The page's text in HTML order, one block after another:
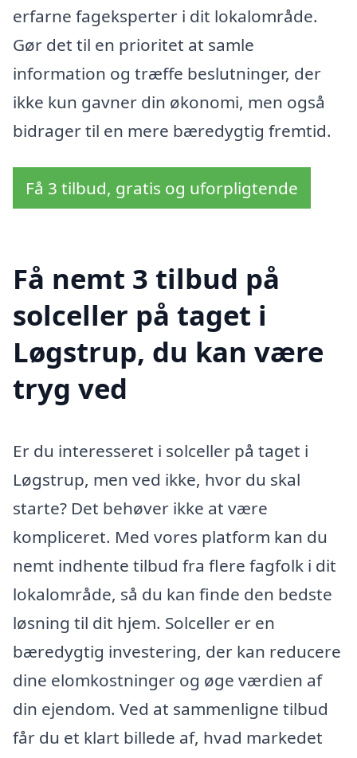
erfarne fageksperter i dit lokalområde.
Gør det til en prioritet at samle
information og træffe beslutninger, der
ikke kun gavner din økonomi, men også
bidrager til en mere bæredygtig fremtid.
Få 3 tilbud, gratis og uforpligtende
Få nemt 3 tilbud på
solceller på taget i
Løgstrup, du kan være
tryg ved
Er du interesseret i solceller på taget i
Løgstrup, men ved ikke, hvor du skal
starte? Det behøver ikke at være
kompliceret. Med vores platform kan du
nemt indhente tilbud fra flere fagfolk i dit
lokalområde, så du kan finde den bedste
løsning til dit hjem. Solceller er en
bæredygtig investering, der kan reducere
dine elomkostninger og øge værdien af
din ejendom. Ved at sammenligne tilbud
får du et klart billede af, hvad markedet